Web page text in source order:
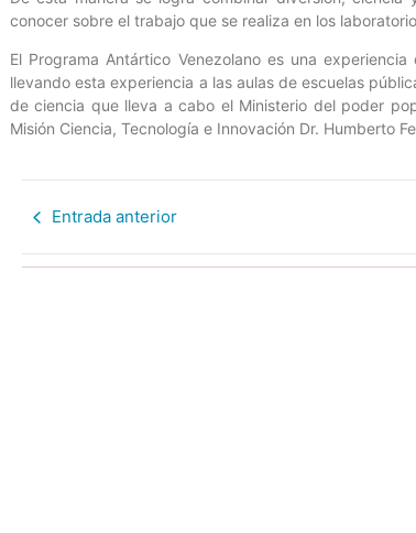
conocer sobre el trabajo que se realiza en los
El Programa Antártico Venezolano es una
llevando esta experiencia a las aulas de escuelas
de ciencia que lleva a cabo el Ministerio del poder
Misión Ciencia, Tecnología e Innovación Dr. Humberto
Entrada anterior